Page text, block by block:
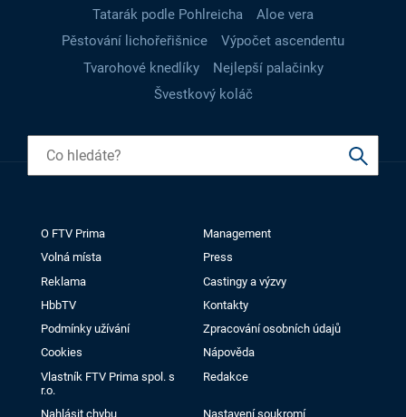
Tatarák podle Pohlreicha
Aloe vera
Pěstování lichořeřišnice
Výpočet ascendentu
Tvarohové knedlíky
Nejlepší palačinky
Švestkový koláč
O FTV Prima
Management
Volná místa
Press
Reklama
Castingy a výzvy
HbbTV
Kontakty
Podmínky užívání
Zpracování osobních údajů
Cookies
Nápověda
Vlastník FTV Prima spol. s
r.o.
Redakce
Nahlásit chybu Nastavení soukromí